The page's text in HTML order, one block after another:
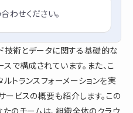
技術とデータに関する基礎的な
で構成されています。また、こ
トランスフォーメーションを実
ビスの概要も紹介します。この
たのチームは、組織全体のクラウ
わせください。